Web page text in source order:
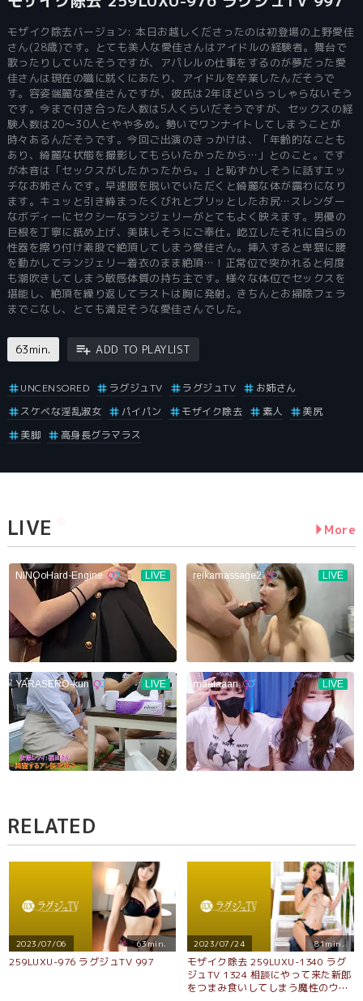
モザイク除去バージョン: 本日お越しくださったのは初登場の上野愛佳
さん(28歳)です。とても美人な愛佳さんはアイドルの経験者。舞台で
歌ったりしていたそうですが、アパレルの仕事をするのが夢だった愛
佳さんは現在の職に就くにあたり、アイドルを卒業したんだそうで
す。容姿端麗な愛佳さんですが、彼氏は2年ほどいらっしゃらないそう
です。今まで付き合った人数は5人くらいだそうですが、セックスの経
験人数は20～30人とやや多め。勢いでワンナイトしてしまうことが
時々あるんだそうです。今回ご出演のきっかけは、「年齢的なことも
あり、綺麗な状態を撮影してもらいたかったから…」とのこと。です
が本音は「セックスがしたかったから。」と恥ずかしそうに話すエッ
チなお姉さんです。早速服を脱いでいただくと綺麗な体が露わになり
ます。キュッと引き締まったくびれとプリッとしたお尻…スレンダー
なボディーにセクシーなランジェリーがとてもよく映えます。男優の
巨根を丁寧に舐め上げ、美味しそうにご奉仕。屹立したそれに自らの
性器を擦り付け素股で絶頂してしまう愛佳さん。挿入すると卑猥に腰
を動かしてランジェリー着衣のまま絶頂…！正常位で突かれると何度
も潮吹きしてしまう敏感体質の持ち主です。様々な体位でセックスを
堪能し、絶頂を繰り返してラストは胸に発射。きちんとお掃除フェラ
までこなし、とても満足そうな愛佳さんでした。
63min. ADD TO PLAYLIST
UNCENSORED ラグジュTV ラグジュTV
お姉さん
スケベな淫乱淑女
パイパン モザイク除去 素人
美尻
美脚
高身長グラマラス
LIVE More
RELATED
2023/07/06 63min.
259LUXU-976 ラグジュTV 997
2023/07/24 81min.
モザイク除去 259LUXU-1340 ラグ
ジュTV 1324 相談にやって来た新郎
をつまみ食いしてしまう魔性のウエ